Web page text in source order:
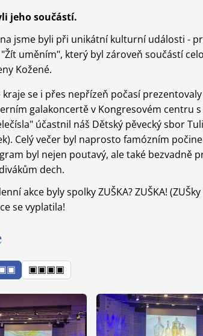
jeho součástí.
jsme byli při unikátní kulturní události -
uměním", který byl zároveň součástí
Kožené.
kraje se i přes nepřízeň počasí
galakoncertě v Kongresovém centru
účastnil náš Dětský pěvecký sbor
Celý večer byl naprosto famózním
byl nejen poutavý, ale také bezvadně
dech.
akce byly spolky ZUŠKA? ZUŠKA!
se vyplatila!
▣▣▣▣